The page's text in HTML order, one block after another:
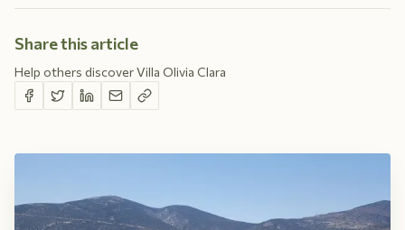
Share this article
Help others discover Villa Olivia Clara